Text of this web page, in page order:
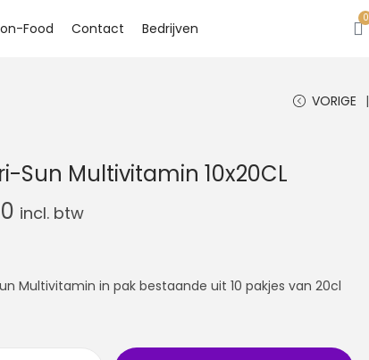
Food Contact Bedrijven
0
VORIGE
Sun Multivitamin 10x20CL
incl. btw
Multivitamin in pak bestaande uit 10 pakjes van 20cl